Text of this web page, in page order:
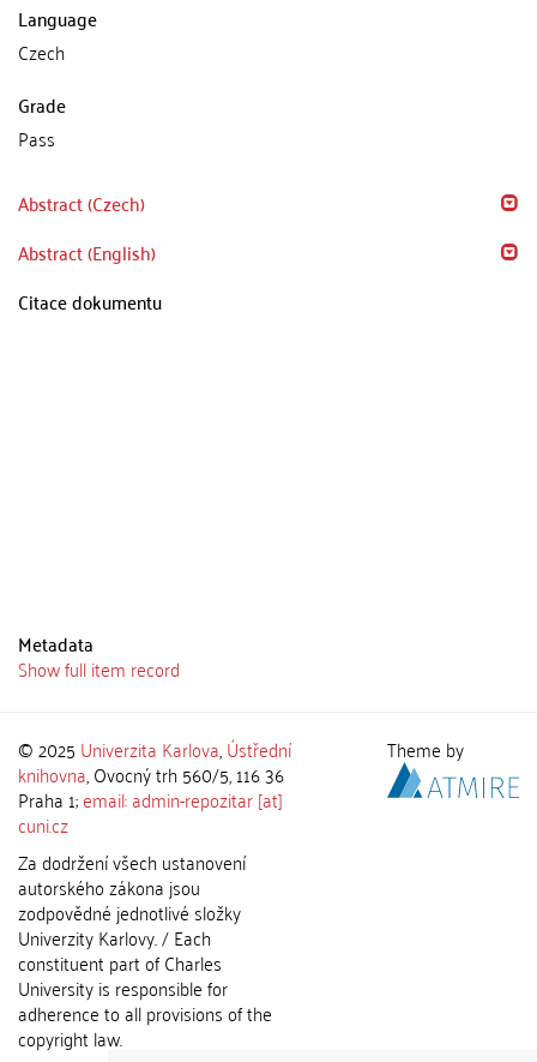
Language
Czech
Grade
Pass
Abstract (Czech)
Abstract (English)
Citace dokumentu
Metadata
Show full item record
© 2025 Univerzita Karlova,Ústřední
knihovna, Ovocný trh 560/5, 116 36
Praha 1;email: admin-repozitar [at]
cuni.cz
Za dodržení všech ustanovení
autorského zákona jsou
zodpovědné jednotlivé složky
Univerzity Karlovy. / Each
constituent part of Charles
University is responsible for
adherence to all provisions of the
copyright law.
Theme by